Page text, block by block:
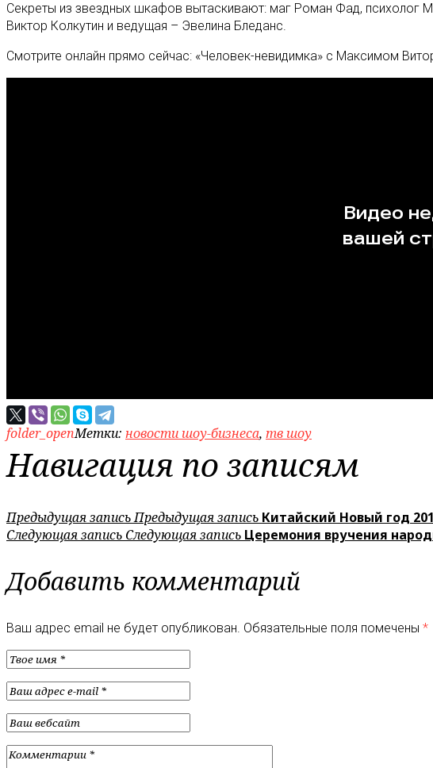
Секреты из звездных шкафов вытаскивают: маг Роман Фад, психолог
Виктор Колкутин и ведущая – Эвелина Бледанс.
Смотрите онлайн прямо сейчас: «Человек-невидимка» с Максимом
folder_openМетки: новости шоу-бизнеса, тв шоу
Навигация по записям
Предыдущая записьПредыдущая запись Китайский Новый год
Следующая запись Следующая запись Церемония вручения
Добавить комментарий
Ваш адрес email не будет опубликован. Обязательные поля помечены *